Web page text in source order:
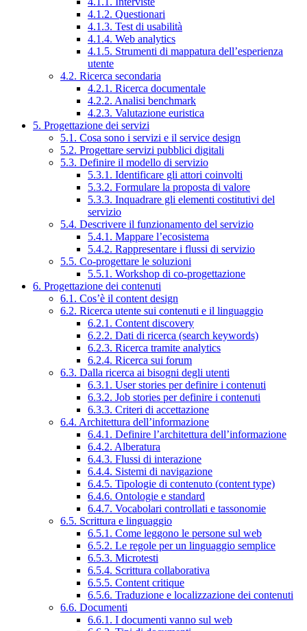
4.1.2. Questionari
4.1.3. Test di usabilità
4.1.4. Web analytics
4.1.5. Strumenti di mappatura dell’esperienza
utente
4.2. Ricerca secondaria
4.2.1. Ricerca documentale
4.2.2. Analisi benchmark
4.2.3. Valutazione euristica
5. Progettazione dei servizi
5.1. Cosa sono i servizi e il service design
5.2. Progettare servizi pubblici digitali
5.3. Definire il modello di servizio
5.3.1. Identificare gli attori coinvolti
5.3.2. Formulare la proposta di valore
5.3.3. Inquadrare gli elementi costitutivi del
servizio
5.4. Descrivere il funzionamento del servizio
5.4.1. Mappare l’ecosistema
5.4.2. Rappresentare i flussi di servizio
5.5. Co-progettare le soluzioni
5.5.1. Workshop di co-progettazione
6. Progettazione dei contenuti
6.1. Cos’è il content design
6.2. Ricerca utente sui contenuti e il linguaggio
6.2.1. Content discovery
6.2.2. Dati di ricerca (search keywords)
6.2.3. Ricerca tramite analytics
6.2.4. Ricerca sui forum
6.3. Dalla ricerca ai bisogni degli utenti
6.3.1. User stories per definire i contenuti
6.3.2. Job stories per definire i contenuti
6.3.3. Criteri di accettazione
6.4. Architettura dell’informazione
6.4.1. Definire l’architettura dell’informazione
6.4.2. Alberatura
6.4.3. Flussi di interazione
6.4.4. Sistemi di navigazione
6.4.5. Tipologie di contenuto (content type)
6.4.6. Ontologie e standard
6.4.7. Vocabolari controllati e tassonomie
6.5. Scrittura e linguaggio
6.5.1. Come leggono le persone sul web
6.5.2. Le regole per un linguaggio semplice
6.5.3. Microtesti
6.5.4. Scrittura collaborativa
6.5.5. Content critique
6.5.6. Traduzione e localizzazione dei contenuti
6.6. Documenti
6.6.1. I documenti vanno sul web